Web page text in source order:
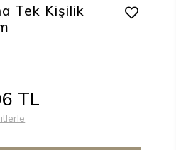
Tek Kişilik
TL